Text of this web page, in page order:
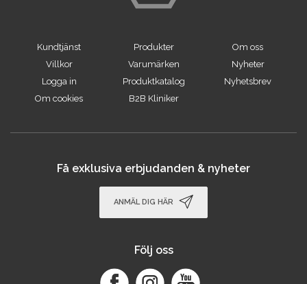
Kundtjänst
Villkor
Logga in
Om cookies
Produkter
Varumärken
Produktkatalog
B2B Kliniker
Om oss
Nyheter
Nyhetsbrev
Få exklusiva erbjudanden & nyheter
ANMÄL DIG HÄR
Följ oss